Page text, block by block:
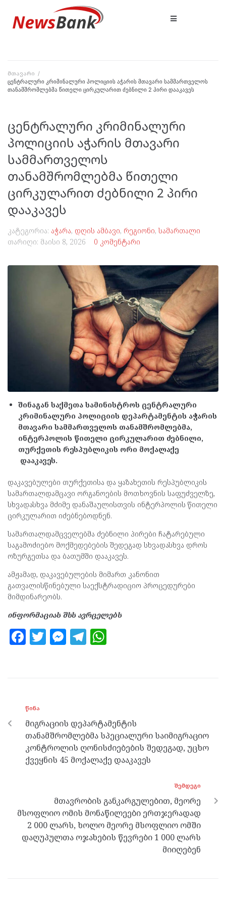
მთავარი /
ცენტრალური კრიმინალური პოლიციის აჭარის მთავარი სამმართველოს
თანამშრომლებმა წითელი ცირკულარით ძებნილი 2 პირი დააკავეს
ცენტრალური კრიმინალური
პოლიციის აჭარის მთავარი
სამმართველოს
თანამშრომლებმა წითელი
ცირკულარით ძებნილი 2 პირი
დააკავეს
კატეგორია: აჭარა, დღის ამბავი, რეგიონი, სამართალი
თარიღი: მაისი 8, 2026 0 კომენტარი
შინაგან საქმეთა სამინისტროს ცენტრალური
კრიმინალური პოლიციის დეპარტამენტის აჭარის
მთავარი სამმართველოს თანამშრომლებმა,
ინტერპოლის წითელი ცირკულარით ძებნილი,
თურქეთის რესპუბლიკის ორი მოქალაქე
დააკავეს.
დაკავებულები თურქეთისა და ყაზახეთის რესპუბლიკის
სამართალდამცავი ორგანოების მოთხოვნის საფუძველზე,
სხვადასხვა მძიმე დანაშაულისთვის ინტერპოლის წითელი
ცირკულარით იძებნებოდნენ.
სამართალდამცველებმა ძებნილი პირები ჩატარებული
საგამოძიებო მოქმედებების შედეგად სხვადასხვა დროს
ოზურგეთსა და ბათუმში დააკავეს.
ამჟამად, დაკავებულების მიმართ კანონით
გათვალისწინებული საექსტრადიციო პროცედურები
მიმდინარეობს.
ინფორმაციას შსს ავრცელებს
F
o
o
k
T M
er
T
m p
p
ᲬᲘᲜᲐ
მიგრაციის დეპარტამენტის
თანამშრომლებმა სპეციალური საიმიგრაციო
კონტროლის ღონისძიებების შედეგად, უცხო
ქვეყნის 45 მოქალაქე დააკავეს
ᲨᲔᲛᲓᲔᲒᲘ
მთავრობის განკარგულებით, მეორე
მსოფლიო ომის მონაწილეები ერთჯერადად
2 000 ლარს, ხოლო მეორე მსოფლიო ომში
დაღუპულთა ოჯახების წევრები 1 000 ლარს
მიიღებენ